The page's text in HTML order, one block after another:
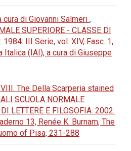
cura di Giovanni Salmeri ,
SUPERIORE - CLASSE DI
1984: III Serie, vol. XIV, Fasc. 1,
Italica (IAI), a cura di Giuseppe
The Della Scarperia stained
SCUOLA NORMALE
LETTERE E FILOSOFIA: 2002:
13, Renée K. Burnam, The
of Pisa, 231-288